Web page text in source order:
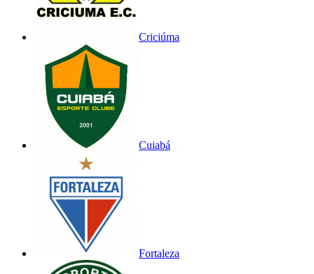
Criciúma
Cuiabá
Fortaleza